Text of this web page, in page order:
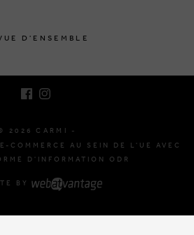
D'ENSEMBLE
2026 CARMI -
COMMERCE AU SEIN DE L'UE AVEC
D'INFORMATION ODR
BY